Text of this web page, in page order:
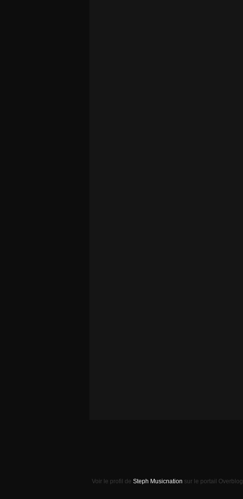
Voir le profil de Steph Musicnation sur le portail Overblog